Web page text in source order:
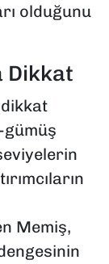
olduğunu
Dikkat
gümüş
Memiş,